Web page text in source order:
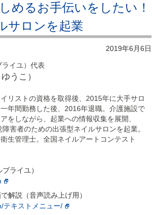
めるお手伝いをしたい！
サロンを起業
2019年6月6日
イユ）代表
うこ）
リストの資格を取得後、2015年に大手サロ
年間勤務した後、2016年退職。介護施設で
をしながら、起業への情報収集を展開、
害者のための出張型ネイルサロンを起業。
生管理士。全国ネイルアートコンテスト
ライユ）
解説（音声読み上げ用）
テキストメニュー/